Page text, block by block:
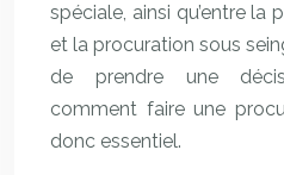
spéciale, ainsi qu’entre la
et la procuration sous
de prendre une
comment faire une
donc essentiel.